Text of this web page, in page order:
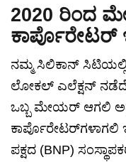
2020 ರಿಂದ
ಕಾರ್ಪೊರೇಟರ್
ನಮ್ಮ ಸಿಲಿಕಾನ್
ಲೋಕಲ್ ಎಲೆಕ್ಷನ್
ಒಬ್ಬ ಮೇಯರ್ ಆಗಲಿ
ಕಾರ್ಪೊರೇಟರ್‌ಗಳಾಗಲಿ
ಪಕ್ಷದ (BNP)